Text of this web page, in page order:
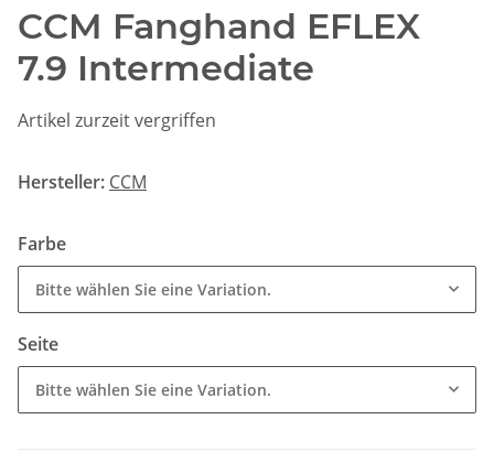
CCM Fanghand EFLEX
7.9 Intermediate
Artikel zurzeit vergriffen
Hersteller: CCM
Farbe
Bitte wählen Sie eine Variation.
Seite
Bitte wählen Sie eine Variation.